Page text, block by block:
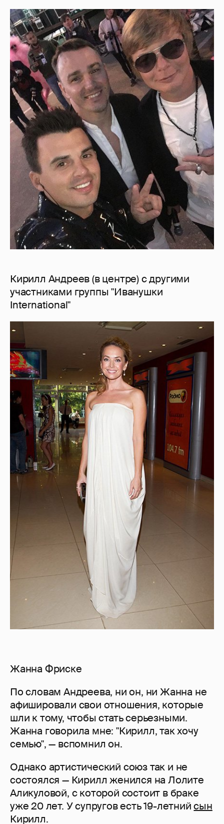
Кирилл Андреев (в центре) с другими
участниками группы "Иванушки
International"
Жанна Фриске
По словам Андреева, ни он, ни Жанна не
афишировали свои отношения, которые
шли к тому, чтобы стать серьезными.
Жанна говорила мне: "Кирилл, так хочу
семью", — вспомнил он.
Однако артистический союз так и не
состоялся — Кирилл женился на Лолите
Аликуловой, с которой состоит в браке
уже 20 лет. У супругов есть 19-летнийсын
Кирилл.